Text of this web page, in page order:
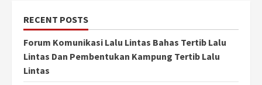
RECENT POSTS
Forum Komunikasi Lalu Lintas Bahas Tertib Lalu
Lintas Dan Pembentukan Kampung Tertib Lalu
Lintas